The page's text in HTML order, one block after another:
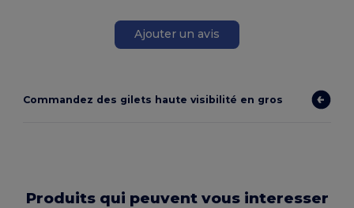
Ajouter un avis
Commandez des gilets haute visibilité en gros
Produits qui peuvent vous interesser